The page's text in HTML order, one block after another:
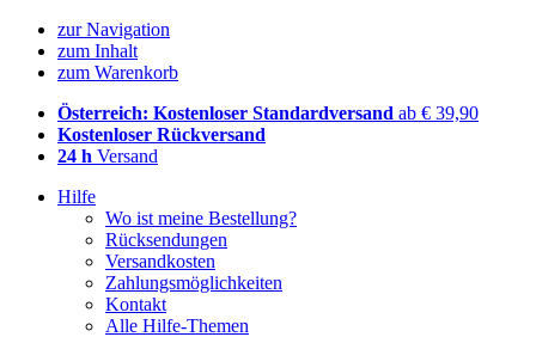
zur Navigation
zum Inhalt
zum Warenkorb
Österreich: Kostenloser Standardversand ab € 39,90
Kostenloser Rückversand
24 h Versand
Hilfe
Wo ist meine Bestellung?
Rücksendungen
Versandkosten
Zahlungsmöglichkeiten
Kontakt
Alle Hilfe-Themen